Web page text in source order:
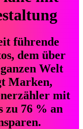
führende
dem über
Welt
Marken,
mit
zu 76 % an